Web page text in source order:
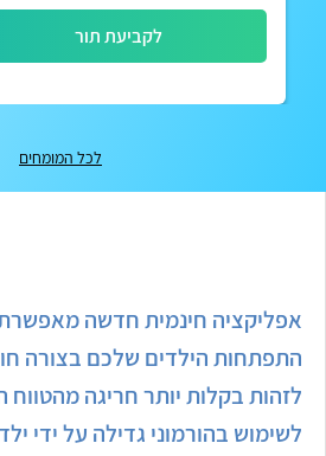
לקביעת תור
לכל המומחים
אפליקציה חינמית חדשה
התפתחות הילדים שלכם בצורה
לזהות בקלות יותר חריגה מהטווח
לשימוש בהורמוני גדילה על ידי